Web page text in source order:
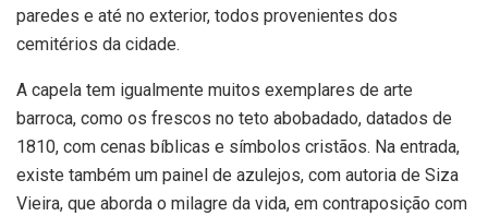
paredes e até no exterior, todos provenientes dos
cemitérios da cidade.
A capela tem igualmente muitos exemplares de arte
barroca, como os frescos no teto abobadado, datados de
1810, com cenas bíblicas e símbolos cristãos. Na entrada,
existe também um painel de azulejos, com autoria de Siza
Vieira, que aborda o milagre da vida, em contraposição com